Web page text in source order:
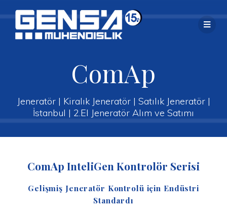
to
content
ComAp
Jeneratör | Kiralık Jeneratör | Satılık Jeneratör |
İstanbul | 2.El Jeneratör Alım ve Satımı
ComAp InteliGen Kontrolör Serisi
Gelişmiş Jeneratör Kontrolü için Endüstri
Standardı